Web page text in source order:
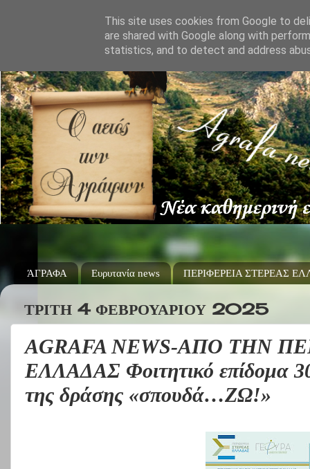
ΆΓΡΑΦΑ Ευρυτανία news ΠΕΡΙΦΕΡΕΙΑ ΣΤΕΡΕΑΣ
ΤΡΊΤΗ 4 ΦΕΒΡΟΥΑΡΊΟΥ 2025
AGRAFA NEWS-ΑΠΟ ΤΗΝ
ΕΛΛΑΔΑΣ Φοιτητικό επίδομα
της δράσης «σπουδά…ΖΩ!»
This site uses cookies from Google to
are shared with Google along with
statistics, and to detect and address